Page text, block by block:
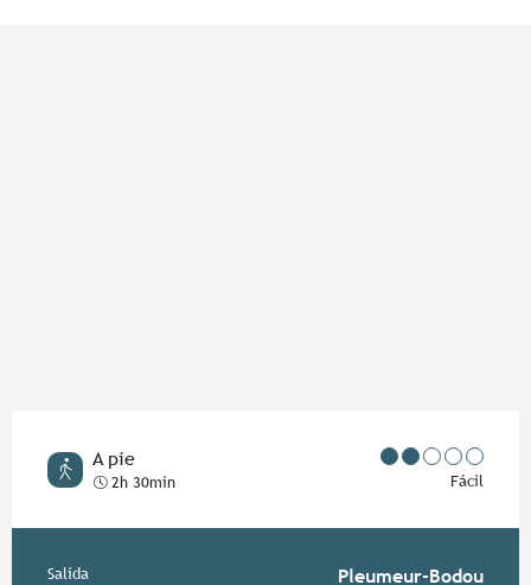
A pie
2h 30min Fácil
Salida Pleumeur-Bodou